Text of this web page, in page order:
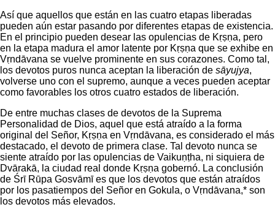
Así que aquellos que están en las cuatro etapas liberadas
pueden aún estar pasando por diferentes etapas de existencia.
En el principio pueden desear las opulencias de Kṛṣṇa, pero
en la etapa madura el amor latente por Kṛṣṇa que se exhibe en
Vṛndāvana se vuelve prominente en sus corazones. Como tal,
los devotos puros nunca aceptan la liberación de sāyujya,
volverse uno con el supremo, aunque a veces pueden aceptar
como favorables los otros cuatro estados de liberación.
De entre muchas clases de devotos de la Suprema
Personalidad de Dios, aquel que está atraído a la forma
original del Señor, Kṛṣṇa en Vṛndāvana, es considerado el más
destacado, el devoto de primera clase. Tal devoto nunca se
siente atraído por las opulencias de Vaikuṇṭha, ni siquiera de
Dvārakā, la ciudad real donde Kṛṣṇa gobernó. La conclusión
de Śrī Rūpa Gosvāmī es que los devotos que están atraídos
por los pasatiempos del Señor en Gokula, o Vṛndāvana,* son
los devotos más elevados.